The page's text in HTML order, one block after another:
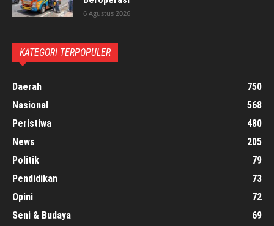
6 Agustus 2026
KATEGORI TERPOPULER
Daerah
750
Nasional
568
Peristiwa
480
News
205
Politik
79
Pendidikan
73
Opini
72
Seni & Budaya
69